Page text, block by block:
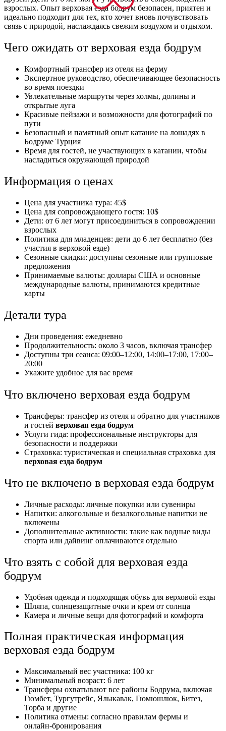
взрослых. Опыт верховая езда бодрум безопасен, приятен и
идеально подходит для тех, кто хочет вновь почувствовать
связь с природой, наслаждаясь свежим воздухом и отдыхом.
Чего ожидать от верховая езда бодрум
Комфортный трансфер из отеля на ферму
Экспертное руководство, обеспечивающее безопасность
во время поездки
Увлекательные маршруты через холмы, долины и
открытые луга
Красивые пейзажи и возможности для фотографий по
пути
Безопасный и памятный опыт катание на лошадях в
Бодруме Турция
Время для гостей, не участвующих в катании, чтобы
насладиться окружающей природой
Информация о ценах
Цена для участника тура: 45$
Цена для сопровождающего гостя: 10$
Дети: от 6 лет могут присоединиться в сопровождении
взрослых
Политика для младенцев: дети до 6 лет бесплатно (без
участия в верховой езде)
Сезонные скидки: доступны сезонные или групповые
предложения
Принимаемые валюты: доллары США и основные
международные валюты, принимаются кредитные
карты
Детали тура
Дни проведения: ежедневно
Продолжительность: около 3 часов, включая трансфер
Доступны три сеанса: 09:00–12:00, 14:00–17:00, 17:00–
20:00
Укажите удобное для вас время
Что включено верховая езда бодрум
Трансферы: трансфер из отеля и обратно для участников
и гостей верховая езда бодрум
Услуги гида: профессиональные инструкторы для
безопасности и поддержки
Страховка: туристическая и специальная страховка для
верховая езда бодрум
Что не включено в верховая езда бодрум
Личные расходы: личные покупки или сувениры
Напитки: алкогольные и безалкогольные напитки не
включены
Дополнительные активности: такие как водные виды
спорта или дайвинг оплачиваются отдельно
Что взять с собой для верховая езда
бодрум
Удобная одежда и подходящая обувь для верховой езды
Шляпа, солнцезащитные очки и крем от солнца
Камера и личные вещи для фотографий и комфорта
Полная практическая информация
верховая езда бодрум
Максимальный вес участника: 100 кг
Минимальный возраст: 6 лет
Трансферы охватывают все районы Бодрума, включая
Гюмбет, Тургутрейс, Ялыкавак, Гюмюшлюк, Битез,
Торба и другие
Политика отмены: согласно правилам фермы и
онлайн‑бронирования